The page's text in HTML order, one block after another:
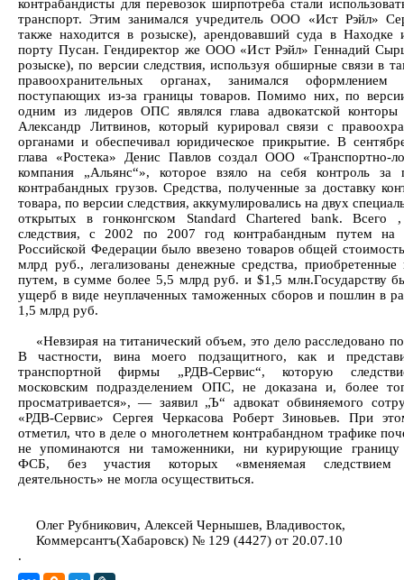
контрабандисты для перевозок ширпотреба стали
транспорт. Этим занимался учредитель ООО «Ист Рэйл»
также находится в розыске), арендовавший суда в Находке
порту Пусан. Гендиректор же ООО «Ист Рэйл» Геннадий
розыске), по версии следствия, используя обширные связи в
правоохранительных органах, занимался оформлением
поступающих из-за границы товаров. Помимо них, по
одним из лидеров ОПС являлся глава адвокатской
Александр Литвинов, который курировал связи с
органами и обеспечивал юридическое прикрытие. В
глава «Ростека» Денис Павлов создал ООО «Транспортно-
компания „Альянс“», которое взяло на себя контроль за
контрабандных грузов. Средства, полученные за доставку
товара, по версии следствия, аккумулировались на двух
открытых в гонконгском Standard Chartered bank. Всего
следствия, с 2002 по 2007 год контрабандным путем на
Российской Федерации было ввезено товаров общей
млрд руб., легализованы денежные средства, приобретенные
путем, в сумме более 5,5 млрд руб. и $1,5 млн.Государству
ущерб в виде неуплаченных таможенных сборов и пошлин в
1,5 млрд руб.
«Невзирая на титанический объем, это дело расследовано
В частности, вина моего подзащитного, как и
транспортной фирмы „РДВ-Сервис“, которую
московским подразделением ОПС, не доказана и, более
просматривается», — заявил „Ъ“ адвокат обвиняемого
«РДВ-Сервис» Сергея Черкасова Роберт Зиновьев. При
отметил, что в деле о многолетнем контрабандном трафике
не упоминаются ни таможенники, ни курирующие границу
ФСБ, без участия которых «вменяемая следствием
деятельность» не могла осуществиться.
Олег Рубникович, Алексей Чернышев, Владивосток,
Коммерсантъ(Хабаровск) № 129 (4427) от 20.07.10
.